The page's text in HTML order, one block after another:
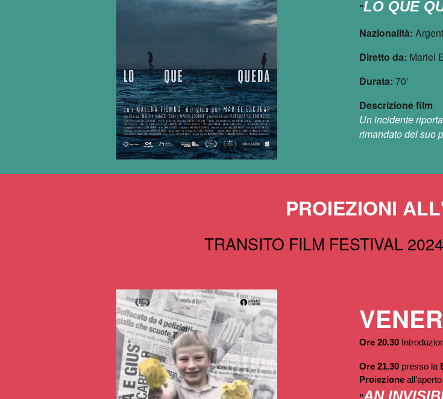
"LO QUE
Nazionalità:
Diretto da: Mariel
Durata: 70'
Descrizione film
Un incidente
rimandato del suo
PROIEZIONI
TRANSITO FILM FESTIVAL
Ore 20.30
Ore 21.30 presso la
Proiezione
AN